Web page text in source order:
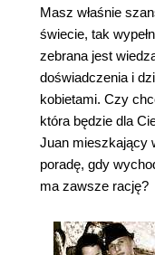
Masz właśnie
świecie, tak
zebrana jest
doświadczenia i
kobietami. Czy
która będzie dla
Juan mieszkający
poradę, gdy
ma zawsze rację?